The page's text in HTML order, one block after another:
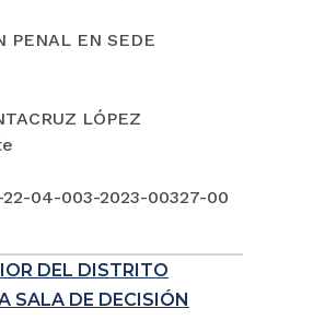
PENAL EN SEDE
LÓPEZ
22-04-003-2023-00327-00
DEL DISTRITO
SALA DE DECISIÓN